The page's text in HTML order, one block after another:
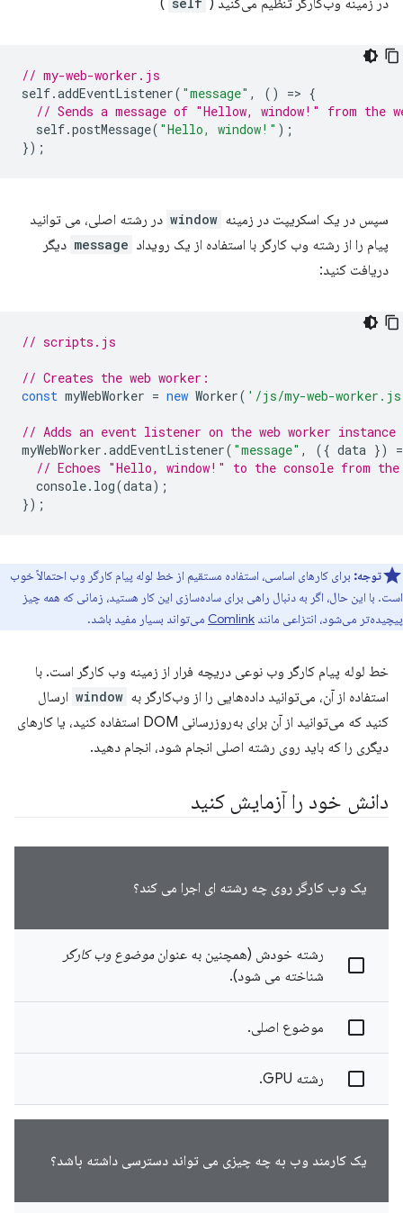
در زمینه وب‌کارگر تنظیم می‌کنید ( )
// my-web-worker.js
self.addEventListener( "message" , () => {
// Sends a message of "Hellow, window!" from the
self.postMessage( "Hello, window!" );
});
سپس در یک اسکریپت در زمینه window در رشته اصلی، می توانید
پیام را از رشته وب کارگر با استفاده از یک رویداد message دیگر
دریافت کنید:
// scripts.js
// Creates the web worker:
const myWebWorker = new Worker( '/js/my-web-
// Adds an event listener on the web worker
myWebWorker .addEventListener( "message" , ({ data })
=
// Echoes "Hello, window!" to the console from the
console. log(data);
});
توجه: برای کارهای اساسی، استفاده مستقیم از خط لوله پیام کارگر وب احتمالاً خوب
است. با این حال، اگر به دنبال راهی برای ساده‌سازی این کار هستید، زمانی که همه چیز
پیچیده‌تر می‌شود، انتزاعی مانند Comlink می‌تواند بسیار مفید باشد.
خط لوله پیام کارگر وب نوعی دریچه فرار از زمینه وب کارگر است. با
استفاده از آن، می‌توانید داده‌هایی را از وب‌کارگر به window ارسال
کنید که می‌توانید از آن برای به‌روزرسانی DOM استفاده کنید، یا کارهای
دیگری را که باید روی رشته اصلی انجام شود، انجام دهید.
دانش خود را آزمایش کنید
یک وب کارگر روی چه رشته ای اجرا می کند؟
رشته خودش (همچنین به عنوان موضوع وب کارگر
شناخته می شود).
موضوع اصلی.
رشته GPU.
یک کارمند وب به چه چیزی می تواند دسترسی داشته باشد؟